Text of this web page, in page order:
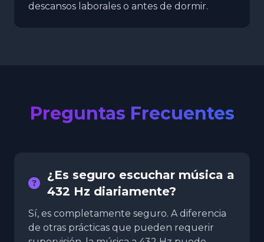
descansos laborales o antes de dormir.
Preguntas Frecuentes
¿Es seguro escuchar música a
432 Hz diariamente?
Sí, es completamente seguro. A diferencia
de otras prácticas que pueden requerir